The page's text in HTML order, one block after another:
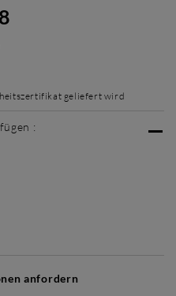
geliefert wird
:
anfordern